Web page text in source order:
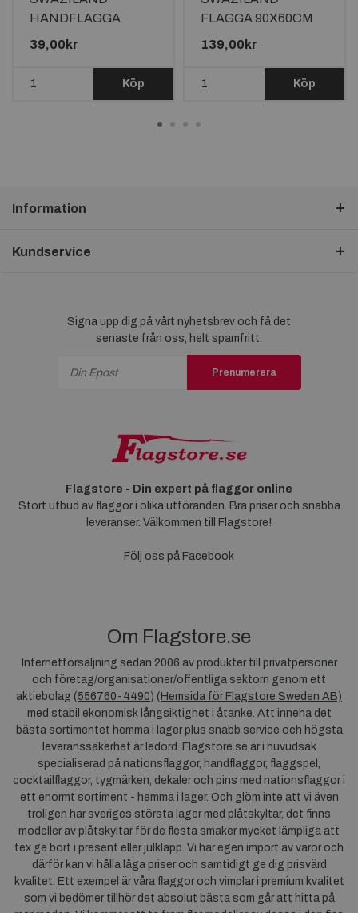
HANDFLAGGA
15X10CM
39,00kr
Köp
FLAGGA 90X60CM
139,00kr
Köp
Information
Kundservice
Signa upp dig på vårt nyhetsbrev och få det
senaste från oss, helt spamfritt.
Prenumerera
Flagstore - Din expert på flaggor online
Stort utbud av flaggor i olika utföranden. Bra priser och snabba
leveranser. Välkommen till Flagstore!
Följ oss på Facebook
Om Flagstore.se
Internetförsäljning sedan 2006 av produkter till privatpersoner
och företag/organisationer/offentliga sektorn genom ett
aktiebolag (556760-4490) ( Hemsida för Flagstore Sweden AB)
med stabil ekonomisk långsiktighet i åtanke. Att inneha det
bästa sortimentet hemma i lager plus snabb service och högsta
leveranssäkerhet är ledord. Flagstore.se är i huvudsak
specialiserad på nationsflaggor, handflaggor, flaggspel,
cocktailflaggor, tygmärken, dekaler och pins med nationsflaggor i
ett enormt sortiment - hemma i lager. Och glöm inte att vi även
troligen har sveriges största lager med plåtskyltar, det finns
modeller av plåtskyltar för de flesta smaker mycket lämpliga att
tex ge bort i present eller julklapp. Vi har egen import av varor och
därför kan vi hålla låga priser och samtidigt ge dig prisvärd
kvalitet. Ett exempel är våra flaggor och vimplar i premium kvalitet
som vi bedömer tillhör det absolut bästa som går att hitta på